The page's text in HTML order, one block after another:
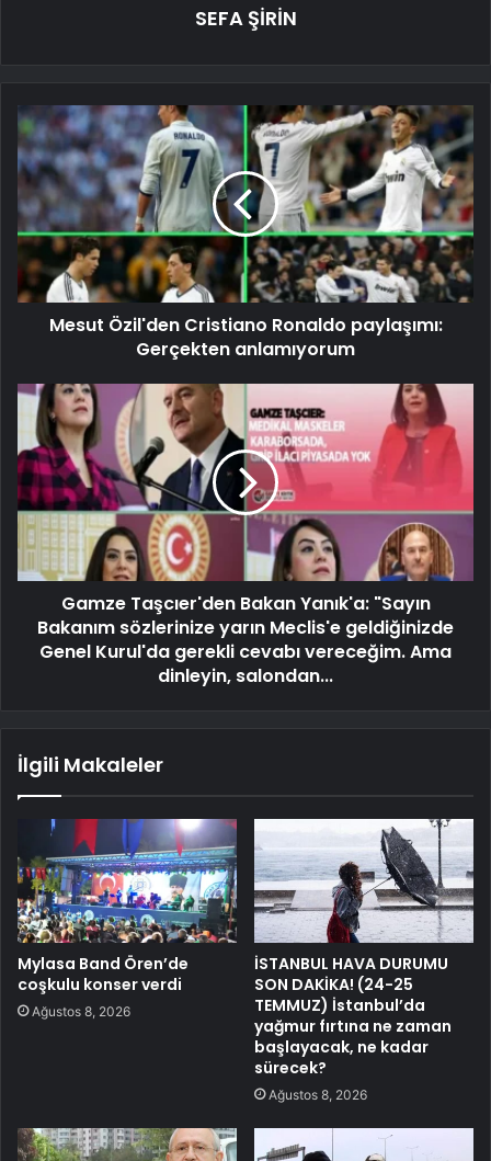
SEFA ŞİRİN
Mesut Özil'den Cristiano Ronaldo paylaşımı:
Gerçekten anlamıyorum
Gamze Taşcıer'den Bakan Yanık'a: "Sayın
Bakanım sözlerinize yarın Meclis'e geldiğinizde
Genel Kurul'da gerekli cevabı vereceğim. Ama
dinleyin, salondan...
İlgili Makaleler
Mylasa Band Ören’de
coşkulu konser verdi
Ağustos 8, 2026
İSTANBUL HAVA DURUMU
SON DAKİKA! (24-25
TEMMUZ) İstanbul’da
yağmur fırtına ne zaman
başlayacak, ne kadar
sürecek?
Ağustos 8, 2026